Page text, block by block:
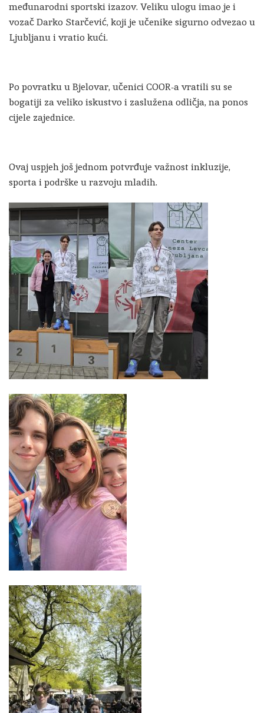
međunarodni sportski izazov. Veliku ulogu imao je i
vozač Darko Starčević, koji je učenike sigurno odvezao u
Ljubljanu i vratio kući.
Po povratku u Bjelovar, učenici COOR-a vratili su se
bogatiji za veliko iskustvo i zaslužena odličja, na ponos
cijele zajednice.
Ovaj uspjeh još jednom potvrđuje važnost inkluzije,
sporta i podrške u razvoju mladih.